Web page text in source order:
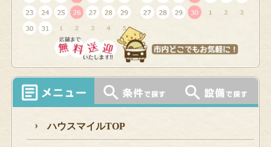
ハウスマイルTOP